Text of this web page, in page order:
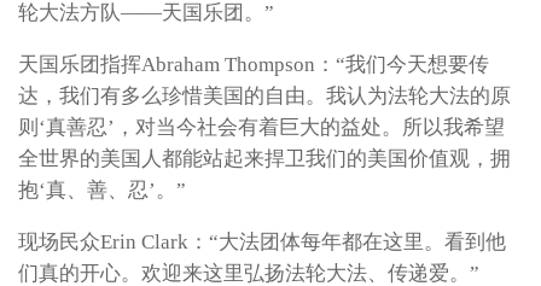
轮大法方队——天国乐团。”
天国乐团指挥Abraham Thompson：“我们今天想要传
达，我们有多么珍惜美国的自由。我认为法轮大法的原
则‘真善忍’，对当今社会有着巨大的益处。所以我希望
全世界的美国人都能站起来捍卫我们的美国价值观，拥
抱‘真、善、忍’。”
现场民众Erin Clark：“大法团体每年都在这里。看到他
们真的开心。欢迎来这里弘扬法轮大法、传递爱。”